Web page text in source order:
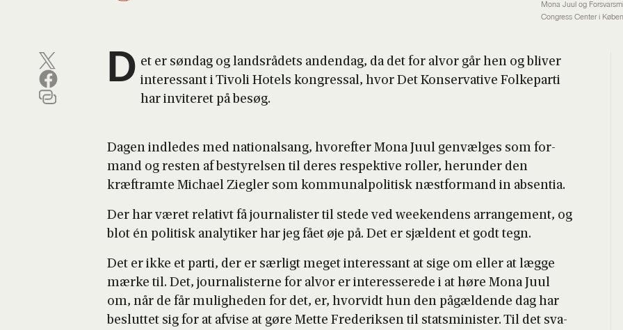
Mona Juul og
Congress Center i
D et er søn­dag og lands­rå­dets anden­dag, da det for alvor går hen og bli­ver
inter­es­sant i Tivo­li Hotels kon­gres­sal, hvor Det Kon­ser­va­ti­ve Fol­ke­par­ti
har invi­te­ret på besøg.
Dagen ind­le­des med natio­nalsang, hvor­ef­ter Mona Juul gen­væl­ges som for­
mand og resten af besty­rel­sen til deres respek­ti­ve rol­ler, her­un­der den
kræftram­te Micha­el Zieg­ler som kom­mu­nal­po­li­tisk næst­for­mand in absen­tia.
Der har været rela­tivt få jour­na­li­ster til ste­de ved wee­ken­dens arran­ge­ment, og
blot én poli­tisk ana­ly­ti­ker har jeg fået øje på. Det er sjæl­dent et godt tegn.
Det er ikke et par­ti, der er sær­ligt meget inter­es­sant at sige om eller at læg­ge
mær­ke til. Det, jour­na­li­ster­ne for alvor er inter­es­se­re­de i at høre Mona Juul
om, når de får mulig­he­den for det, er, hvor­vidt hun den pågæl­den­de dag har
beslut­tet sig for at afvi­se at gøre Met­te Fre­de­rik­sen til stats­mi­ni­ster. Til det sva­